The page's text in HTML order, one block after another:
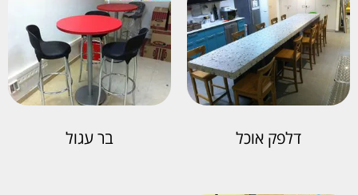
דלפק אוכל בר עגול